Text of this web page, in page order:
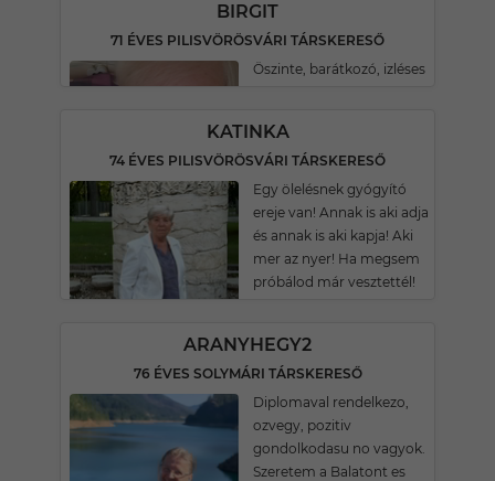
BIRGIT
71 ÉVES PILISVÖRÖSVÁRI TÁRSKERESŐ
Öszinte, barátkozó, izléses
KATINKA
74 ÉVES PILISVÖRÖSVÁRI TÁRSKERESŐ
Egy ölelésnek gyógyító
ereje van! Annak is aki adja
és annak is aki kapja! Aki
mer az nyer! Ha megsem
próbálod már vesztettél!
ARANYHEGY2
76 ÉVES SOLYMÁRI TÁRSKERESŐ
Diplomaval rendelkezo,
ozvegy, pozitiv
gondolkodasu no vagyok.
Szeretem a Balatont es